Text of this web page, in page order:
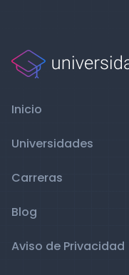
Inicio
Universidades
Carreras
Blog
Aviso de Privacidad